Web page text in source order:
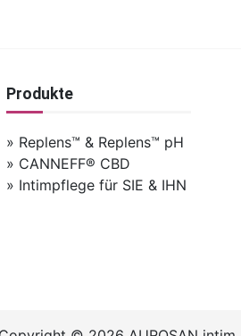
Produkte
» Replens™ & Replens™ pH
» CANNEFF® CBD
» Intimpflege für SIE & IHN